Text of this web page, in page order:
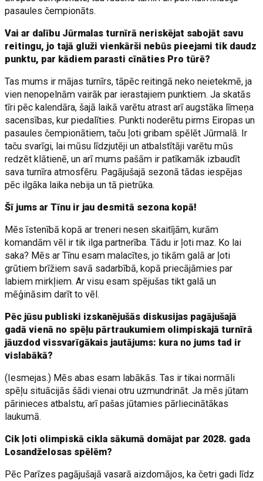
pasaules čempionāts.
Vai ar dalību Jūrmalas turnīrā neriskējat sabojāt savu
reitingu, jo tajā gluži vienkārši nebūs pieejami tik daudz
punktu, par kādiem parasti cīnāties Pro tūrē?
Tas mums ir mājas turnīrs, tāpēc reitingā neko neietekmē, ja
vien nenopelnām vairāk par ierastajiem punktiem. Ja skatās
tīri pēc kalendāra, šajā laikā varētu atrast arī augstāka līmeņa
sacensības, kur piedalīties. Punkti noderētu pirms Eiropas un
pasaules čempionātiem, taču ļoti gribam spēlēt Jūrmalā. Ir
taču svarīgi, lai mūsu līdzjutēji un atbalstītāji varētu mūs
redzēt klātienē, un arī mums pašām ir patīkamāk izbaudīt
sava turnīra atmosfēru. Pagājušajā sezonā tādas iespējas
pēc ilgāka laika nebija un tā pietrūka.
Šī jums ar Tīnu ir jau desmitā sezona kopā!
Mēs īstenībā kopā ar treneri nesen skaitījām, kurām
komandām vēl ir tik ilga partnerība. Tādu ir ļoti maz. Ko lai
saka? Mēs ar Tīnu esam malacītes, jo tikām galā ar ļoti
grūtiem brīžiem savā sadarbībā, kopā priecājāmies par
labiem mirkļiem. Ar visu esam spējušas tikt galā un
mēģināsim darīt to vēl.
Pēc jūsu publiski izskanējušās diskusijas pagājušajā
gadā vienā no spēļu pārtraukumiem olimpiskajā turnīrā
jāuzdod vissvarīgākais jautājums: kura no jums tad ir
vislabākā?
(Iesmejas.) Mēs abas esam labākās. Tas ir tikai normāli
spēļu situācijās šādi vienai otru uzmundrināt. Ja mēs jūtam
pārinieces atbalstu, arī pašas jūtamies pārliecinātākas
laukumā.
Cik ļoti olimpiskā cikla sākumā domājat par 2028. gada
Losandželosas spēlēm?
Pēc Parīzes pagājušajā vasarā aizdomājos, ka četri gadi līdz